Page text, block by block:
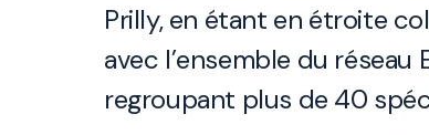
Prilly, en étant en étroite
avec l’ensemble du réseau
regroupant plus de 40